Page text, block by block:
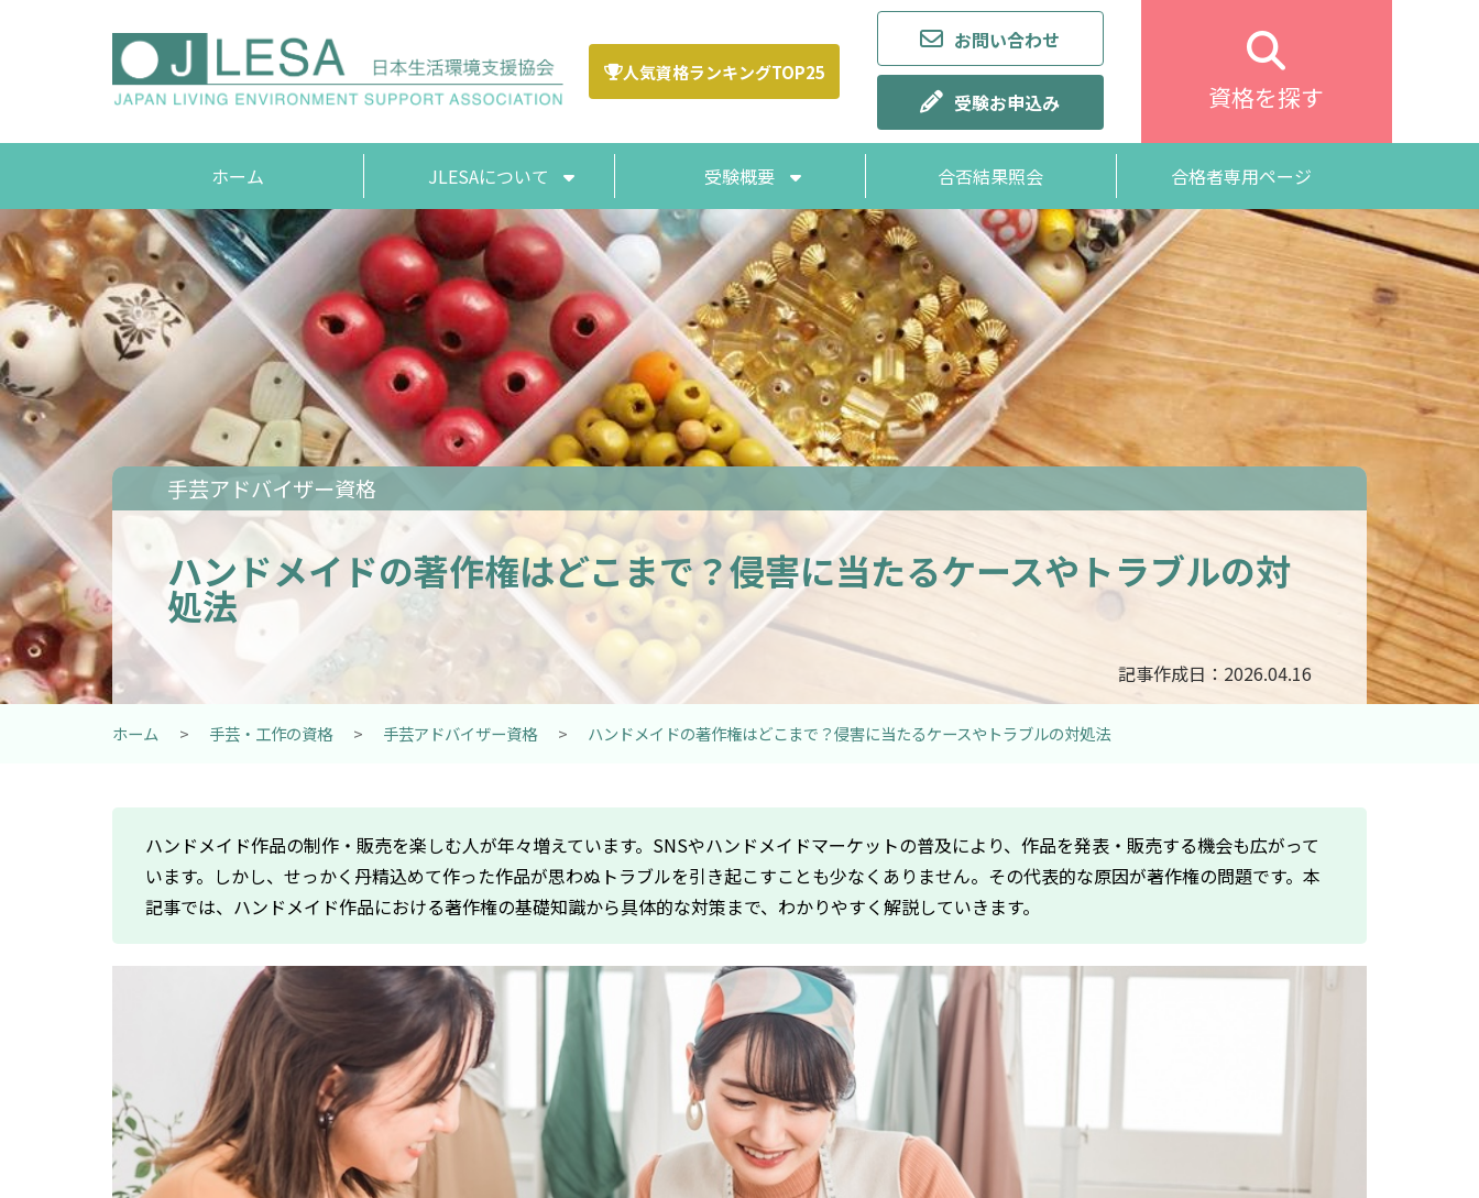
人気資格ランキングTOP25
お問い合わせ
受験お申込み 資格を探す
ホーム JLESAについて
JLESA論文集
編集者ポリシー
受験概要
受験申し込み方法
お支払い方法
合否結果照会 合格者専用ページ
手芸アドバイザー資格
ハンドメイドの著作権はどこまで？侵害に当たるケースやトラブルの対
処法
記事作成日：2026.04.16
ホーム > 手芸・工作の資格 > 手芸アドバイザー資格 > ハンドメイドの著作権はどこまで？侵害に当たるケースやトラブルの対処法
ハンドメイド作品の制作・販売を楽しむ人が年々増えています。SNSやハンドメイドマーケットの普及により、作品を発表・販売する機会も広がって
います。しかし、せっかく丹精込めて作った作品が思わぬトラブルを引き起こすことも少なくありません。その代表的な原因が著作権の問題です。本
記事では、ハンドメイド作品における著作権の基礎知識から具体的な対策まで、わかりやすく解説していきます。